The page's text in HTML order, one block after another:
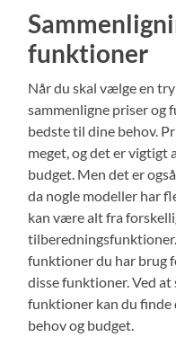
funktioner
Når du skal vælge en
sammenligne priser og
bedste til dine behov.
meget, og det er vigtigt
budget. Men det er
da nogle modeller har
kan være alt fra
funktioner du har brug
disse funktioner. Ved
funktioner kan du
behov og budget.